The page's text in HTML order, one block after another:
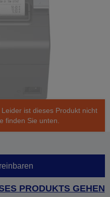
ist dieses Produkt nicht
finden Sie unten.
PRODUKTS GEHEN